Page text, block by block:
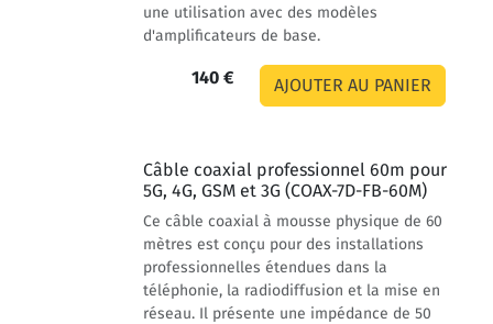
une utilisation avec des modèles
d'amplificateurs de base.
140 €
Câble coaxial professionnel 60m pour
5G, 4G, GSM et 3G (COAX-7D-FB-60M)
Ce câble coaxial à mousse physique de 60
mètres est conçu pour des installations
professionnelles étendues dans la
téléphonie, la radiodiffusion et la mise en
réseau. Il présente une impédance de 50